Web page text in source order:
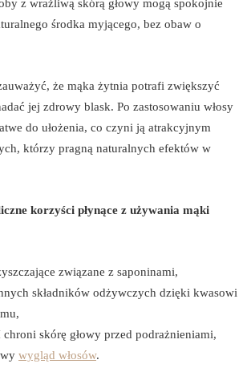
z wrażliwą skórą głowy mogą spokojnie
środka myjącego, bez obaw o
że mąka żytnia potrafi zwiększyć
jej zdrowy blask. Po zastosowaniu włosy
do ułożenia, co czyni ją atrakcyjnym
którzy pragną naturalnych efektów w
korzyści płynące z używania mąki
związane z saponinami,
składników odżywczych dzięki kwasowi
chroni skórę głowy przed podrażnieniami,
wygląd włosów.